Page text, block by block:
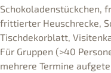
Schokoladenstückchen,
frittierter Heuschrecke,
Tischdekorblatt,
Für Gruppen (>40
mehrere Termine